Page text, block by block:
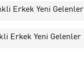
Erkek Yeni Gelenler
Erkek Yeni Gelenler